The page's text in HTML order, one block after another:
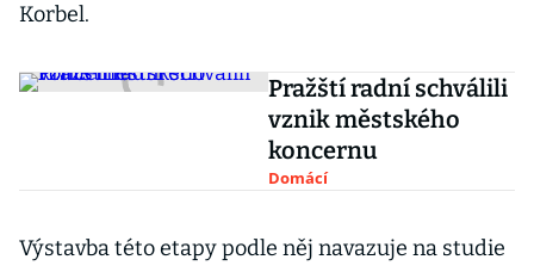
Korbel.
Pražští radní schválili
vznik městského
koncernu
Domácí
Výstavba této etapy podle něj navazuje na studie